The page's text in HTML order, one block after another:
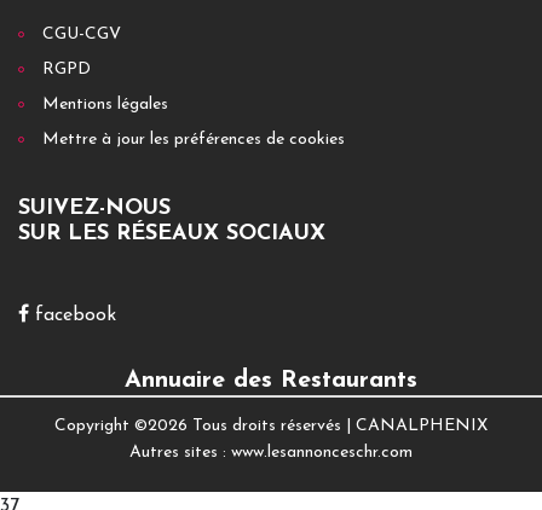
CGU-CGV
RGPD
Mentions légales
Mettre à jour les préférences de cookies
SUIVEZ-NOUS
SUR LES RÉSEAUX SOCIAUX
facebook
Annuaire des Restaurants
Copyright ©2026 Tous droits réservés | CANALPHENIX
Autres sites : www.lesannonceschr.com
37